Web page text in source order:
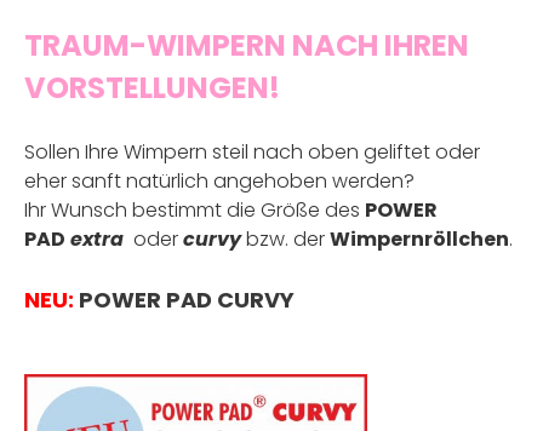
TRAUM-WIMPERN NACH IHREN
VORSTELLUNGEN!
Sollen Ihre Wimpern steil nach oben geliftet oder
eher sanft natürlich angehoben werden?
Ihr Wunsch bestimmt die Größe des POWER
PAD extra odercurvybzw. derWimpernröllchen.
NEU: POWER PAD CURVY